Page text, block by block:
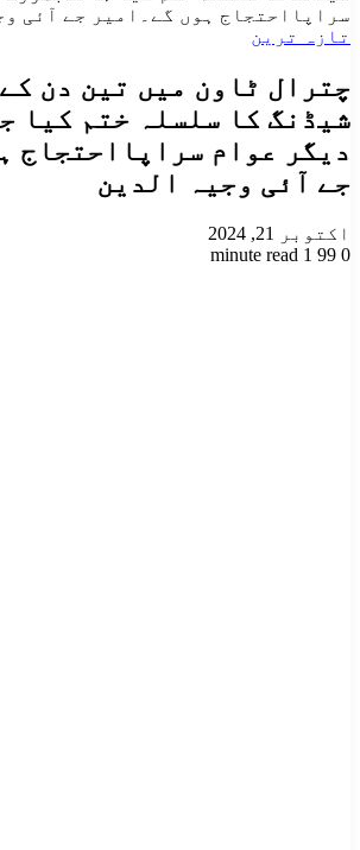
سراپااحتجاج ہوں گے۔امیر جے آئی
تازہ ترین
چترال ٹاون میں تین دن
شیڈنگ کا سلسلہ ختم کیا
دیگر عوام سراپااحتجاج
جے آئی وجیہ الدین
اکتوبر 21, 2024
0
1 minute read